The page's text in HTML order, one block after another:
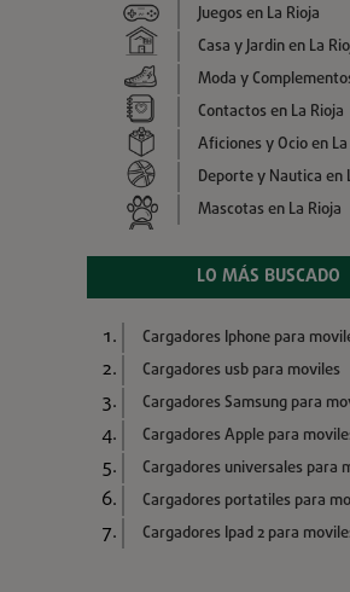
Juegos en La Rioja
Casa y Jardin en La
Moda y
Contactos en La Rioja
Aficiones y Ocio en
Deporte y Nautica en
Mascotas en La Rioja
LO MÁS BUSCADO
Cargadores Iphone para
Cargadores usb para moviles
Cargadores Samsung para
Cargadores Apple para
Cargadores universales para
Cargadores portatiles para
Cargadores Ipad 2 para